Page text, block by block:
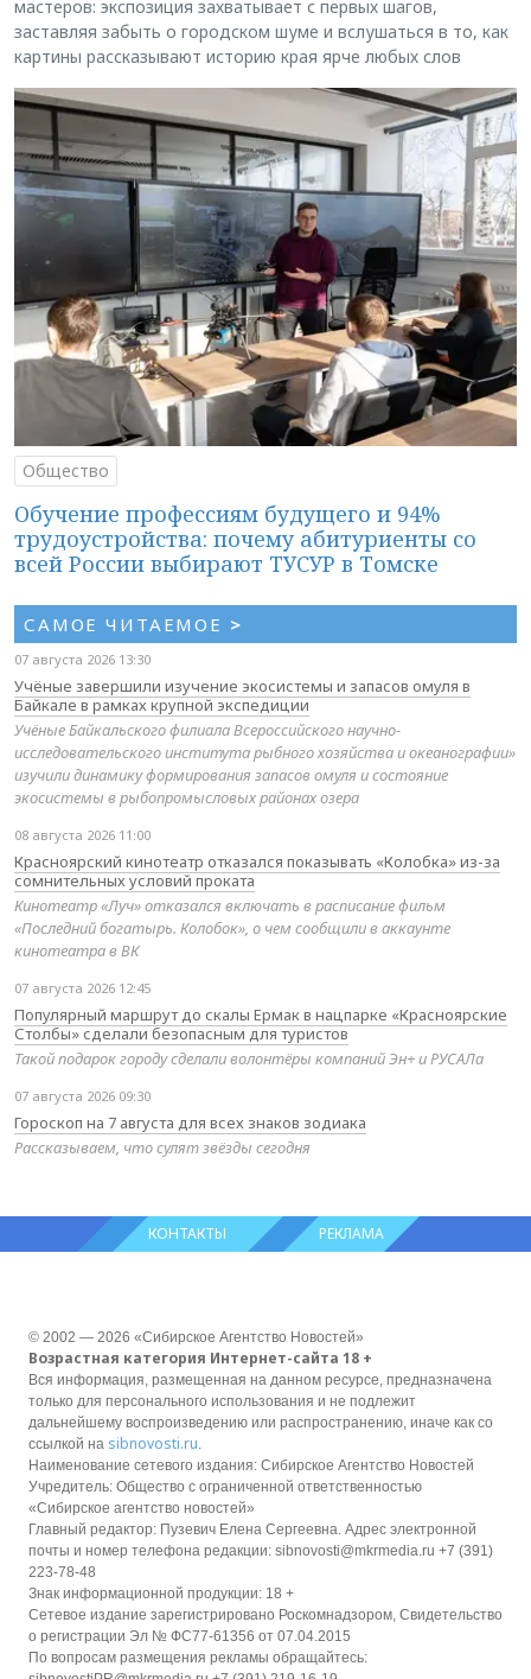
мастеров: экспозиция захватывает с первых шагов,
заставляя забыть о городском шуме и вслушаться в то, как
картины рассказывают историю края ярче любых слов
Общество
Обучение профессиям будущего и 94%
трудоустройства: почему абитуриенты со
всей России выбирают ТУСУР в Томске
САМОЕ ЧИТАЕМОЕ >
07 августа 2026 13:30
Учёные завершили изучение экосистемы и запасов омуля в
Байкале в рамках крупной экспедиции
Учёные Байкальского филиала Всероссийского научно-
исследовательского института рыбного хозяйства и океанографии»
изучили динамику формирования запасов омуля и состояние
экосистемы в рыбопромысловых районах озера
08 августа 2026 11:00
Красноярский кинотеатр отказался показывать «Колобка» из-за
сомнительных условий проката
Кинотеатр «Луч» отказался включать в расписание фильм
«Последний богатырь. Колобок», о чем сообщили в аккаунте
кинотеатра в ВК
07 августа 2026 12:45
Популярный маршрут до скалы Ермак в нацпарке «Красноярские
Столбы» сделали безопасным для туристов
Такой подарок городу сделали волонтёры компаний Эн+ и РУСАЛа
07 августа 2026 09:30
Гороскоп на 7 августа для всех знаков зодиака
Рассказываем, что сулят звёзды сегодня
КОНТАКТЫ РЕКЛАМА
© 2002 — 2026 «Сибирское Агентство Новостей»
Возрастная категория Интернет-сайта 18 +
Вся информация, размещенная на данном ресурсе, предназначена
только для персонального использования и не подлежит
дальнейшему воспроизведению или распространению, иначе как со
ссылкой на sibnovosti.ru.
Наименование сетевого издания: Сибирское Агентство Новостей
Учредитель: Общество с ограниченной ответственностью
«Сибирское агентство новостей»
Главный редактор: Пузевич Елена Сергеевна. Адрес электронной
почты и номер телефона редакции: sibnovosti@mkrmedia.ru +7 (391)
223-78-48
Знак информационной продукции: 18 +
Сетевое издание зарегистрировано Роскомнадзором, Свидетельство
о регистрации Эл № ФС77-61356 от 07.04.2015
По вопросам размещения рекламы обращайтесь: